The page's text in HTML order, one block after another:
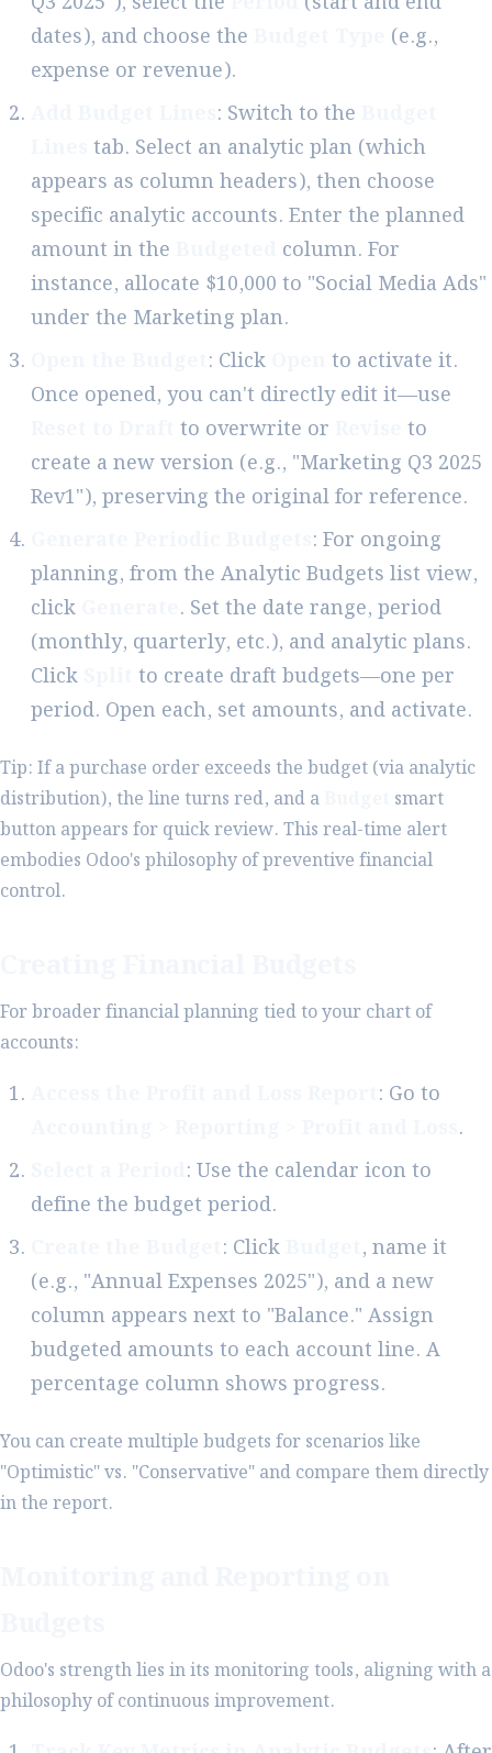
dates), and choose the
(e.g.,
expense or revenue).
: Switch to the
tab. Select an analytic plan (which
appears as column headers), then choose
specific analytic accounts. Enter the planned
amount in the
column. For
instance, allocate $10,000 to "Social Media Ads"
under the Marketing plan.
: Click
to activate it.
Once opened, you can't directly edit it—use
to overwrite or
to
create a new version (e.g., "Marketing Q3 2025
Rev1"), preserving the original for reference.
: For ongoing
planning, from the Analytic Budgets list view,
click
. Set the date range, period
(monthly, quarterly, etc.), and analytic plans.
Click
to create draft budgets—one per
period. Open each, set amounts, and activate.
Tip: If a purchase order exceeds the budget (via analytic
distribution), the line turns red, and a
smart
button appears for quick review. This real-time alert
embodies Odoo's philosophy of preventive financial
control.
For broader financial planning tied to your chart of
accounts:
: Go to
.
: Use the calendar icon to
define the budget period.
: Click
, name it
(e.g., "Annual Expenses 2025"), and a new
column appears next to "Balance." Assign
budgeted amounts to each account line. A
percentage column shows progress.
You can create multiple budgets for scenarios like
"Optimistic" vs. "Conservative" and compare them directly
in the report.
Odoo's strength lies in its monitoring tools, aligning with a
philosophy of continuous improvement.